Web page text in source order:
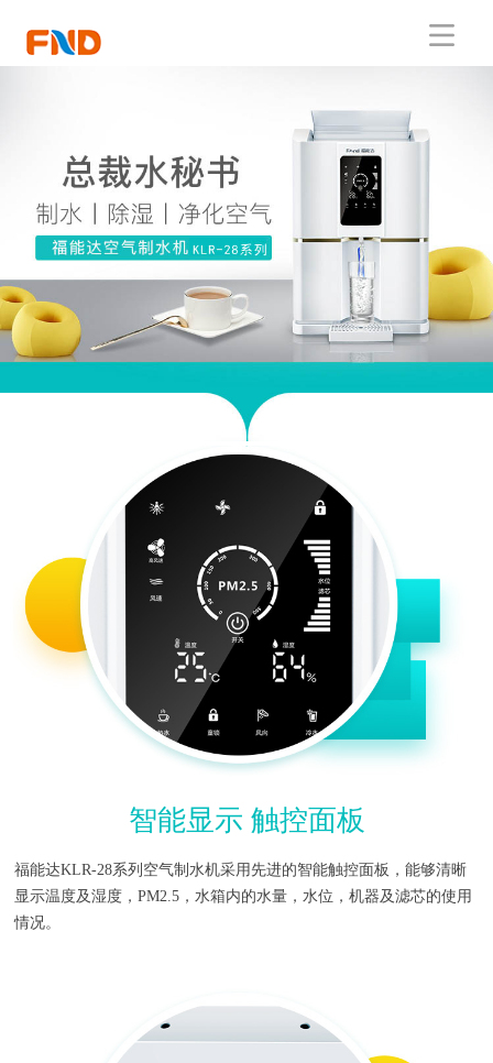
智能显示 触控面板
福能达KLR-28系列空气制水机采用先进的智能触控面板，能够清晰
显示温度及湿度，PM2.5，水箱内的水量，水位，机器及滤芯的使用
情况。